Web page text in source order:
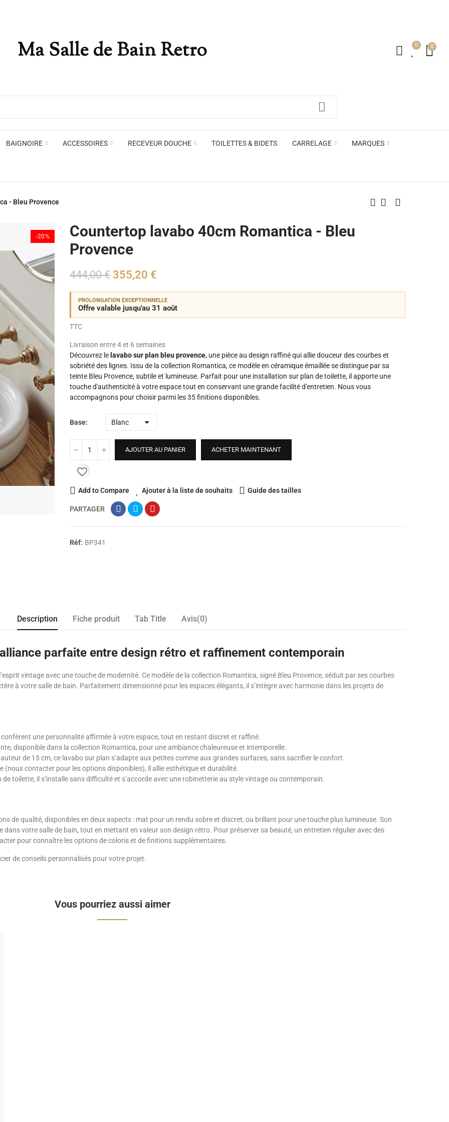
Ma Salle de Bain Retro 0 0
BAIGNOIRE ACCESSOIRES RECEVEUR DOUCHE TOILETTES & BIDETS CARRELAGE MARQUES
Plafonniers , spots et pendants
Voir toute la marque →
Appliques murales Miroirs ACB
- Bleu Provence
-20%
Countertop lavabo 40cm Romantica - Bleu
Provence
444,00 € 355,20 €
PROLONGATION EXCEPTIONNELLE
Offre valable jusqu'au 31 août
TTC
Livraison entre 4 et 6 semaines
Découvrez le lavabo sur plan bleu provence, une pièce au design raffiné qui allie douceur des courbes et
sobriété des lignes. Issu de la collection Romantica, ce modèle en céramique émaillée se distingue par sa
teinte Bleu Provence, subtile et lumineuse. Parfait pour une installation sur plan de toilette, il apporte une
touche d'authenticité à votre espace tout en conservant une grande facilité d'entretien. Nous vous
accompagnons pour choisir parmi les 35 finitions disponibles.
Base
AJOUTER AU PANIER ACHETER MAINTENANT
favorite_border
Add to Compare Ajouter à la liste de souhaits Guide des tailles
PARTAGER
Réf: BP341
Description Fiche produit Tab Title Avis(0)
parfaite entre design rétro et raffinement contemporain
vintage avec une touche de modernité. Ce modèle de la collection Romantica, signé Bleu Provence, séduit par ses courbes
à votre salle de bain. Parfaitement dimensionné pour les espaces élégants, il s’intègre avec harmonie dans les projets de
une personnalité affirmée à votre espace, tout en restant discret et raffiné.
disponible dans la collection Romantica, pour une ambiance chaleureuse et intemporelle.
de 15 cm, ce lavabo sur plan s’adapte aux petites comme aux grandes surfaces, sans sacrifier le confort.
(nous contacter pour les options disponibles), il allie esthétique et durabilité.
toilette, il s’installe sans difficulté et s’accorde avec une robinetterie au style vintage ou contemporain.
de qualité, disponibles en deux aspects : mat pour un rendu sobre et discret, ou brillant pour une touche plus lumineuse. Son
votre salle de bain, tout en mettant en valeur son design rétro. Pour préserver sa beauté, un entretien régulier avec des
pour connaître les options de coloris et de finitions supplémentaires.
de conseils personnalisés pour votre projet.
Vous pourriez aussi aimer